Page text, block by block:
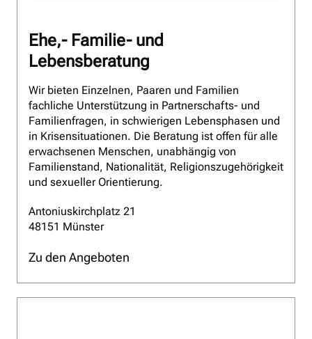
Ehe,- Familie- und
Lebensberatung
Wir bieten Einzelnen, Paaren und Familien
fachliche Unterstützung in Partnerschafts- und
Familienfragen, in schwierigen Lebensphasen und
in Krisensituationen. Die Beratung ist offen für alle
erwachsenen Menschen, unabhängig von
Familienstand, Nationalität, Religionszugehörigkeit
und sexueller Orientierung.
Antoniuskirchplatz 21
48151 Münster
Zu den Angeboten